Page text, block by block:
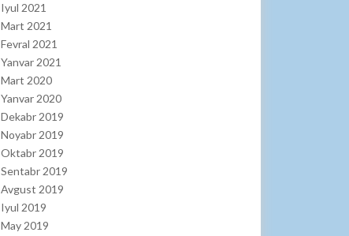
Iyul 2021
Mart 2021
Fevral 2021
Yanvar 2021
Mart 2020
Yanvar 2020
Dekabr 2019
Noyabr 2019
Oktabr 2019
Sentabr 2019
Avgust 2019
Iyul 2019
May 2019